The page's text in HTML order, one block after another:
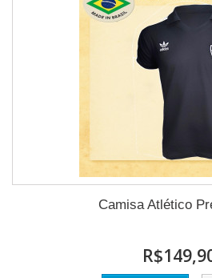
Camisa Atlético